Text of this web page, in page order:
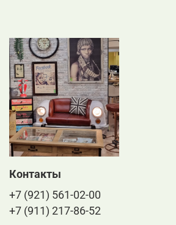
Контакты
+7 (921) 561-02-00
+7 (911) 217-86-52